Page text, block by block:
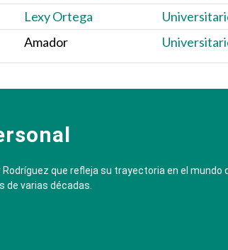
Lexy Ortega
Amador
Rodríguez que refleja su trayectoria en el mundo
de varias décadas.